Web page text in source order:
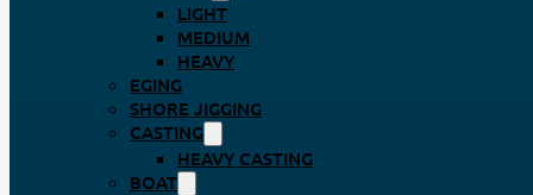
LIGHT
MEDIUM
HEAVY
EGING
SHORE JIGGING
CASTING
HEAVY CASTING
BOAT